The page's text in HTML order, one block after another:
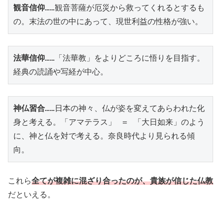
観音信仰……観音菩薩が厄災から救ってくれるとするも
の。末法の世の中にあって、現世利益の性格が強い。
法華信仰……「法華教」をよりどころに悟りを目指す。
経典の読誦や写経が中心。
神仏習合……日本の神々、仏が姿を変えてあらわれた化
身と考える。「アマテラス」 ＝ 「大日如来」のよう
に、神と仏を対で考える。奈良時代より見られる傾
向。
これら全てが複雑に混ざり合ったのが、貴族が信じた仏教
だといえる。